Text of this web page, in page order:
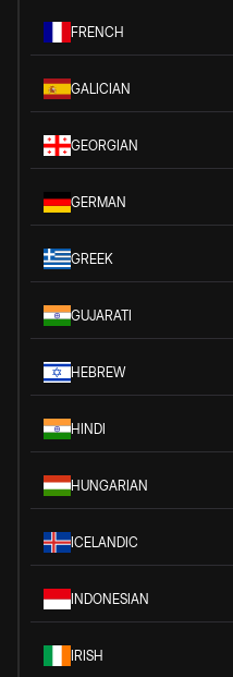
FRENCH
GALICIAN
GEORGIAN
GERMAN
GREEK
GUJARATI
HEBREW
HINDI
HUNGARIAN
ICELANDIC
INDONESIAN
IRISH